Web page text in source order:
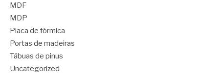
MDF
MDP
Placa de fórmica
Portas de madeiras
Tábuas de pinus
Uncategorized